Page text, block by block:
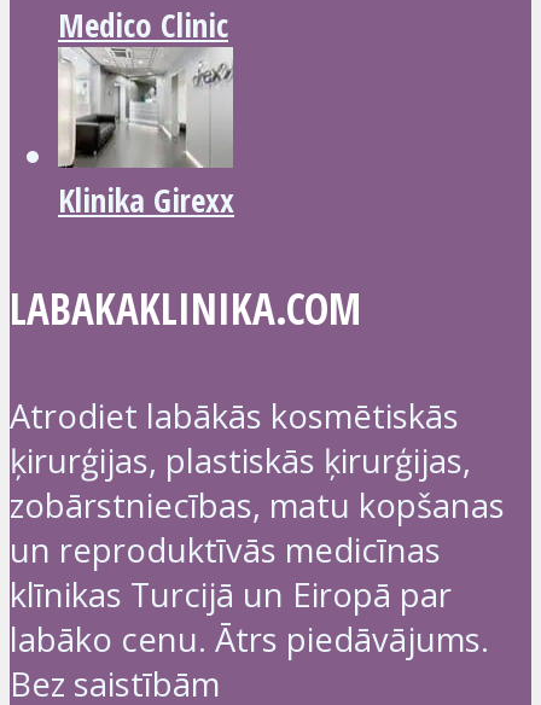
Medico Clinic
Klinika Girexx
LABAKAKLINIKA.COM
Atrodiet labākās kosmētiskās
ķirurģijas, plastiskās ķirurģijas,
zobārstniecības, matu kopšanas
un reproduktīvās medicīnas
klīnikas Turcijā un Eiropā par
labāko cenu. Ātrs piedāvājums.
Bez saistībām